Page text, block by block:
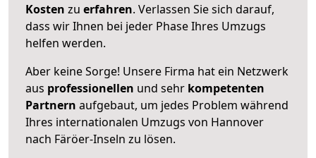
Kosten zu erfahren. Verlassen Sie sich darauf,
dass wir Ihnen bei jeder Phase Ihres Umzugs
helfen werden.
Aber keine Sorge! Unsere Firma hat ein Netzwerk
aus professionellen und sehr kompetenten
Partnern aufgebaut, um jedes Problem während
Ihres internationalen Umzugs von Hannover
nach Färöer-Inseln zu lösen.